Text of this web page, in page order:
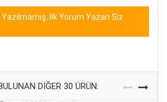
İlk Yorum Yazan Siz
DIĞER 30 ÜRÜN: